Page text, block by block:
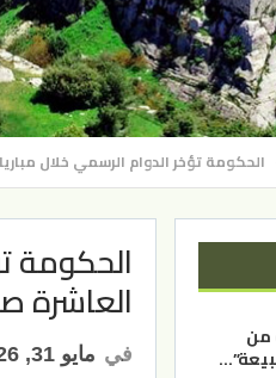
الحكومة تؤخر الدوام الرسمي خلال
الحكومة
العاشرة
في مايو 31, 2026
من